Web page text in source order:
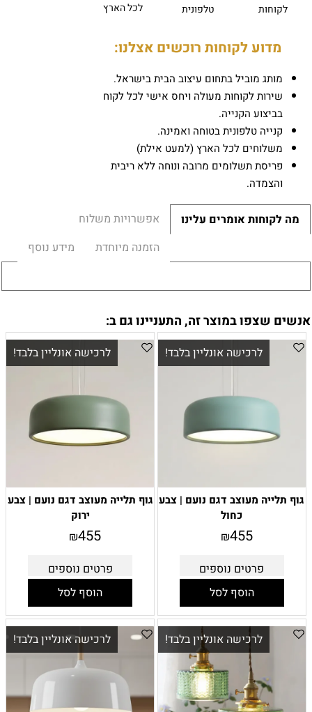
לקוחות
טלפונית
לכל הארץ
מדוע לקוחות רוכשים אצלנו:
מותג מוביל בתחום עיצוב הבית בישראל.
שירות לקוחות מעולה ויחס אישי לכל לקוח
בביצוע הקנייה.
קנייה טלפונית בטוחה ואמינה.
משלוחים לכל הארץ (למעט אילת)
פריסת תשלומים מרובה ונוחה ללא ריבית
והצמדה.
מה לקוחות אומרים עלינו
אפשרויות משלוח
הזמנה מיוחדת
מידע נוסף
אנשים שצפו במוצר זה, התעניינו גם ב:
לרכישה אונליין בלבד!
גוף תלייה מעוצב דגם נועם | צבע
כחול
₪455
פרטים נוספים
הוסף לסל
לרכישה אונליין בלבד!
גוף תלייה מעוצב דגם נועם | צבע
ירוק
₪455
פרטים נוספים
הוסף לסל
לרכישה אונליין בלבד! לרכישה אונליין בלבד!